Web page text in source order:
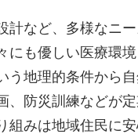
計など、多様なニ
にも優しい医療環
う地理的条件から
、防災訓練などが
組みは地域住民に